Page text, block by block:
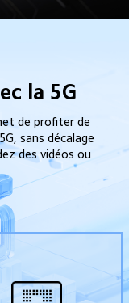
la 5G
de profiter de
sans décalage
des vidéos ou